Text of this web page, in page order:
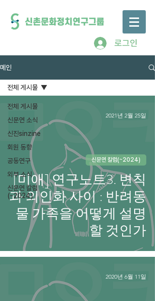
로그인
메인
전체 게시물
신문연 소식
신진sinzine
회원 동향
공동연구
외부 소식
신문연 칼럼
(~2024)
전체 게시물
[미애] 연구노트3. 변칙
과 의인화 사이 : 반려동
물 가족을 어떻게 설명
할 것인가
신문연 칼럼(~2024)
2021년 2월 25일
2020년 6월 11일